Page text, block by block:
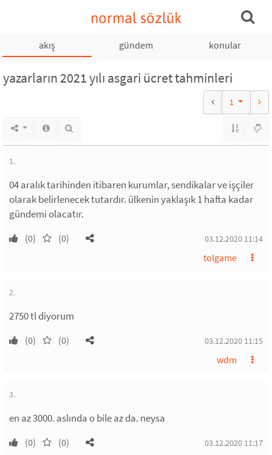
normal sözlük
akış gündem konular
yazarların 2021 yılı asgari ücret tahminleri
1
1.
04 aralık tarihinden itibaren kurumlar, sendikalar ve işçiler
olarak belirlenecek tutardır. ülkenin yaklaşık 1 hafta kadar
gündemi olacatır.
(0) (0) 03.12.2020 11:14
tolgame
2.
2750 tl diyorum
(0) (0) 03.12.2020 11:15
wdm
3.
en az 3000. aslında o bile az da. neysa
(0) (0) 03.12.2020 11:17